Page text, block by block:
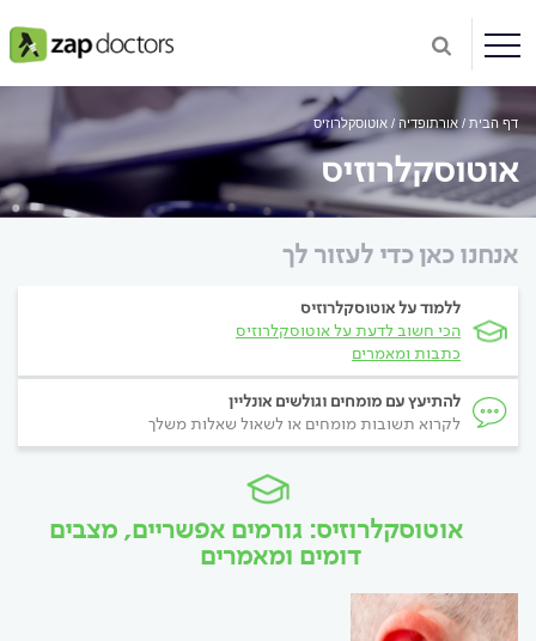
דף הבית אורתופדיה אוטוסקלרוזיס
אוטוסקלרוזיס
אנחנו כאן כדי לעזור לך
ללמוד על אוטוסקלרוזיס
הכי חשוב לדעת על אוטוסקלרוזיס
כתבות ומאמרים
להתיעץ עם מומחים וגולשים אונליין
לקרוא תשובות מומחים או לשאול שאלות משלך
אוטוסקלרוזיס: גורמים אפשריים, מצבים
דומים ומאמרים